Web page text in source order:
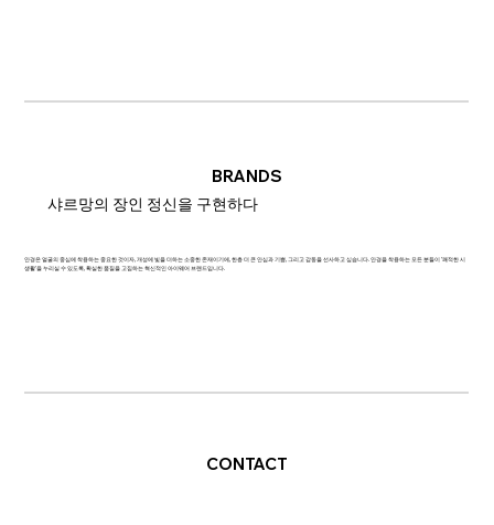
BRANDS
샤르망의 장인 정신을 구현하다
안경은 얼굴의 중심에 착용하는 중요한 것이자, 개성에 빛을 더하는 소중한 존재이기에, 한층 더 큰 안심과 기쁨, 그리고 감동을 선사하고 싶습니다. 안경을 착용하는 모든 분들이 '쾌적한 시
생활'을 누리실 수 있도록, 확실한 품질을 고집하는 혁신적인 아이웨어 브랜드입니다.
CONTACT